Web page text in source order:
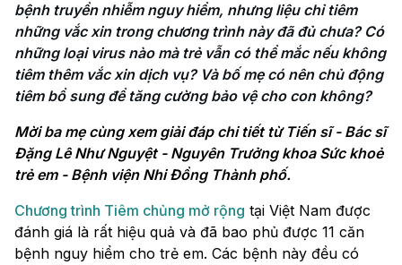
bệnh truyền nhiễm nguy hiểm, nhưng liệu chỉ tiêm
những vắc xin trong chương trình này đã đủ chưa? Có
những loại virus nào mà trẻ vẫn có thể mắc nếu không
tiêm thêm vắc xin dịch vụ? Và bố mẹ có nên chủ động
tiêm bổ sung để tăng cường bảo vệ cho con không?
Mời ba mẹ cùng xem giải đáp chi tiết từ Tiến sĩ - Bác sĩ
Đặng Lê Như Nguyệt - Nguyên Trưởng khoa Sức khoẻ
trẻ em - Bệnh viện Nhi Đồng Thành phố.
Chương trình Tiêm chủng mở rộng tại Việt Nam được
đánh giá là rất hiệu quả và đã bao phủ được 11 căn
bệnh nguy hiểm cho trẻ em. Các bệnh này đều có